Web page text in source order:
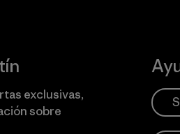
exclusivas,
sobre